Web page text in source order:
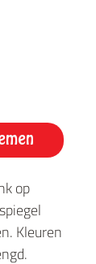
op
Kleuren